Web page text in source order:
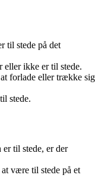
til stede på det
eller ikke er til stede.
forlade eller trække sig
stede.
til stede, er der
være til stede på et